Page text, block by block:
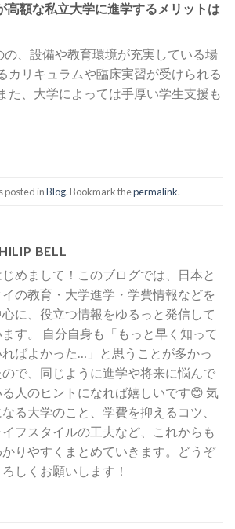
高額な私立大学に進学するメリットは
の、設備や教育環境が充実している場
カリキュラムや臨床実習が受けられる
た、大学によっては手厚い学生支援も
posted inBlog. Bookmark thepermalink.
BELL
じめまして！このブログでは、日本と
イの教育・大学進学・学費情報などを
心に、役立つ情報をゆるっと発信して
ます。 自分自身も「もっと早く知って
ればよかった…」と思うことが多かっ
ので、同じように進学や将来に悩んで
る人のヒントになれば嬉しいです😊 気
なる大学のこと、学費を抑えるコツ、
イフスタイルの工夫など、これからも
かりやすくまとめていきます。どうぞ
ろしくお願いします！